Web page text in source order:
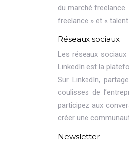
du marché
freelance » et «
Réseaux sociaux
Les réseaux
LinkedIn est la
Sur LinkedIn,
coulisses de
participez aux
créer une
Newsletter